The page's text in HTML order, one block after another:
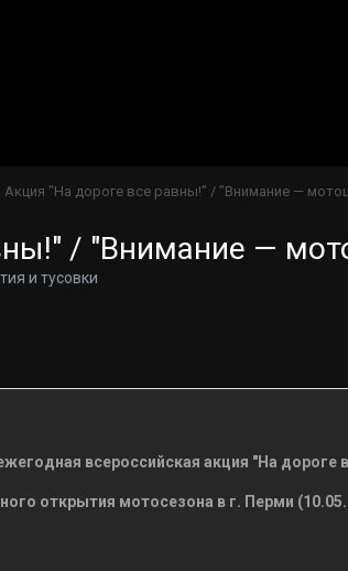
Акция "На дороге все равны!" / "Внимание —
/ "Внимание —
и тусовки
всероссийская акция "На
открытия мотосезона в г. Перми